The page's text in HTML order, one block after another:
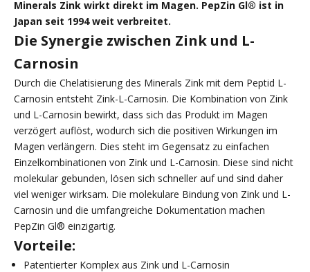
Minerals Zink wirkt direkt im Magen. PepZin Gl® ist in
Japan seit 1994 weit verbreitet.
Die Synergie zwischen Zink und L-
Carnosin
Durch die Chelatisierung des Minerals Zink mit dem Peptid L-
Carnosin entsteht Zink-L-Carnosin. Die Kombination von Zink
und L-Carnosin bewirkt, dass sich das Produkt im Magen
verzögert auflöst, wodurch sich die positiven Wirkungen im
Magen verlängern. Dies steht im Gegensatz zu einfachen
Einzelkombinationen von Zink und L-Carnosin. Diese sind nicht
molekular gebunden, lösen sich schneller auf und sind daher
viel weniger wirksam. Die molekulare Bindung von Zink und L-
Carnosin und die umfangreiche Dokumentation machen
PepZin Gl® einzigartig.
Vorteile:
Patentierter Komplex aus Zink und L-Carnosin